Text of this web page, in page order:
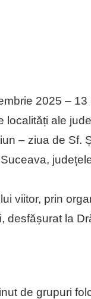
2025 –
localități ale
– ziua de Sf.
viitor, prin
desfășurat la
de grupuri